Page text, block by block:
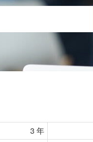
3 年